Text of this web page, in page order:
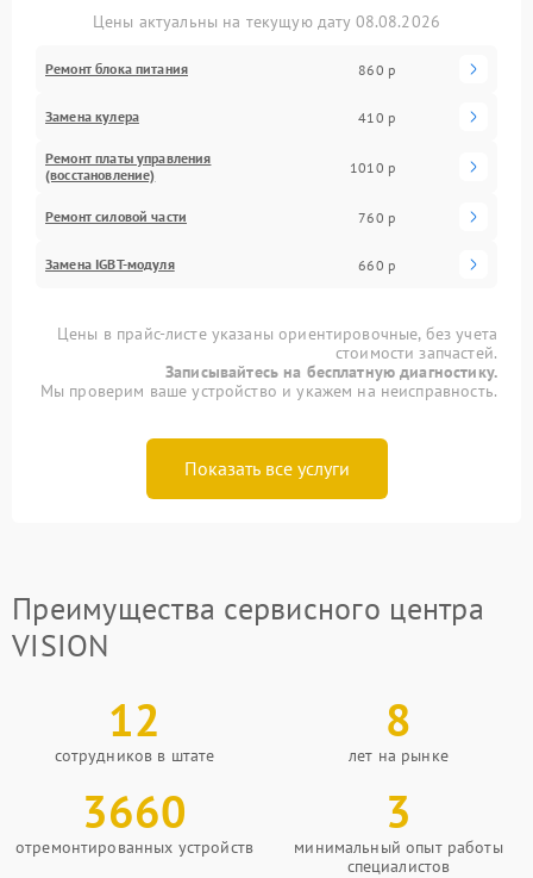
Цены актуальны на текущую дату 08.08.2026
Ремонт блока питания 860 р
Замена кулера 410 р
Ремонт платы управления
(восстановление)
1010 р
Ремонт силовой части 760 р
Замена IGBT-модуля 660 р
Цены в прайс-листе указаны ориентировочные, без учета
стоимости запчастей.
Записывайтесь на бесплатную диагностику.
Мы проверим ваше устройство и укажем на неисправность.
Показать все услуги
Преимущества сервисного центра
VISION
12
сотрудников в штате
8
лет на рынке
3660
отремонтированных устройств
3
минимальный опыт работы
специалистов